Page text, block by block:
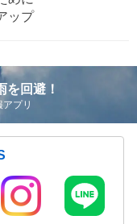
ップ
を回避！
プリ